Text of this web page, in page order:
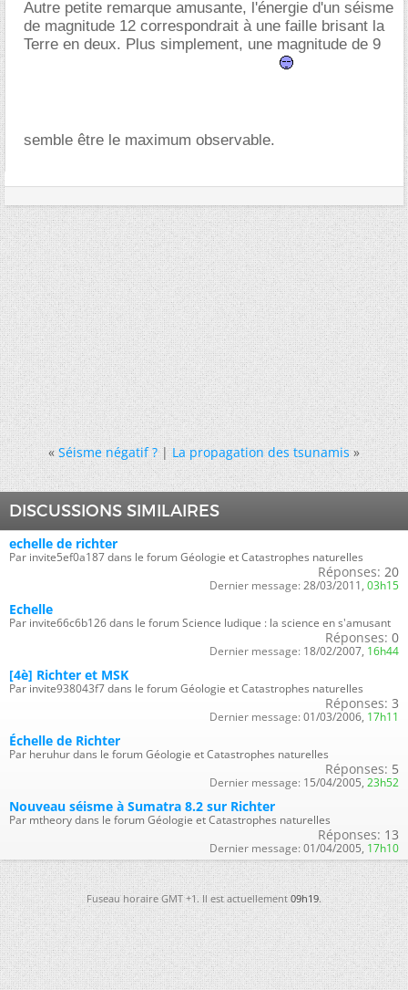
Autre petite remarque amusante, l'énergie d'un séisme
de magnitude 12 correspondrait à une faille brisant la
Terre en deux. Plus simplement, une magnitude de 9
semble être le maximum observable.
« Séisme négatif ?|La propagation des tsunamis »
DISCUSSIONS SIMILAIRES
echelle de richter
Par invite5ef0a187 dans le forum Géologie et Catastrophes naturelles
Réponses: 20
Dernier message: 28/03/2011, 03h15
Echelle
Par invite66c6b126 dans le forum Science ludique : la science en s'amusant
Réponses: 0
Dernier message: 18/02/2007, 16h44
[4è] Richter et MSK
Par invite938043f7 dans le forum Géologie et Catastrophes naturelles
Réponses: 3
Dernier message: 01/03/2006, 17h11
Échelle de Richter
Par heruhur dans le forum Géologie et Catastrophes naturelles
Réponses: 5
Dernier message: 15/04/2005, 23h52
Nouveau séisme à Sumatra 8.2 sur Richter
Par mtheory dans le forum Géologie et Catastrophes naturelles
Réponses: 13
Dernier message: 01/04/2005, 17h10
Fuseau horaire GMT +1. Il est actuellement09h19.